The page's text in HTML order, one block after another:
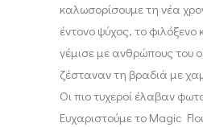
καλωσορίσουμε τη νέα
έντονο ψύχος, το
γέμισε με ανθρώπους του
ζέσταναν τη βραδιά με
Οι πιο τυχεροί έλαβαν
Ευχαριστούμε το Magic